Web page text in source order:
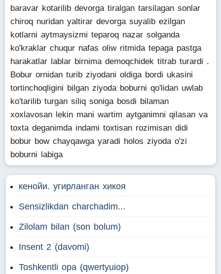
baravar kotarilib devorga tiralgan tarsilagan sonlar
chiroq nuridan yaltirar devorga suyalib ezilgan
kotlarni aytmaysizmi teparoq nazar solganda
ko'kraklar chuqur nafas oliw ritmida tepaga pastga
harakatlar lablar birnima demoqchidek titrab turardi .
Bobur ornidan turib ziyodani oldiga bordi ukasini
tortinchoqligini bilgan ziyoda boburni qo'lidan uwlab
ko'tarilib turgan siliq soniga bosdi bilaman
xoxlavosan lekin mani wartim aytganimni qilasan va
toxta deganimda indami toxtisan rozimisan didi
bobur bow chayqawga yaradi holos ziyoda o'zi
boburni labiga
кенойи. угирланган хикоя
Sensizlikdan charchadim...
Zilolam bilan (son bolum)
Insent 2 (davomi)
Toshkentli opa (qwertyuiop)